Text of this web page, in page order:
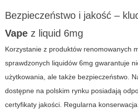
Bezpieczeństwo i jakość –
Vape z liquid 6mg
Korzystanie z produktów renomowanych
sprawdzonych liquidów 6mg gwarantuje
użytkowania, ale także bezpieczeństwo.
dostępne na polskim rynku posiadają
certyfikaty jakości. Regularna